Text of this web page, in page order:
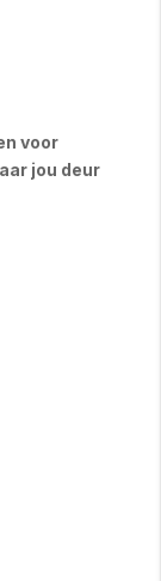
voor
jou deur